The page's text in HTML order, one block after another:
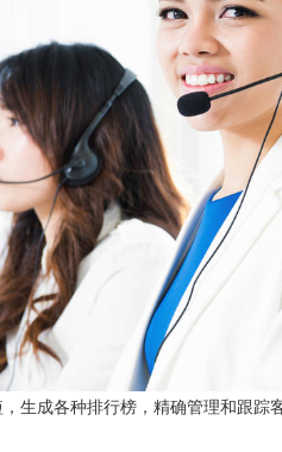
生成各种排行榜，精确管理和跟